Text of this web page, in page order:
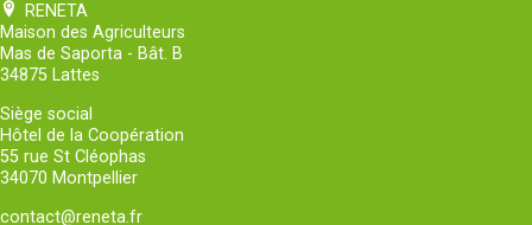
RENETA
Maison des Agriculteurs
Mas de Saporta - Bât. B
34875 Lattes
Siège social
Hôtel de la Coopération
55 rue St Cléophas
34070 Montpellier
contact@reneta.fr